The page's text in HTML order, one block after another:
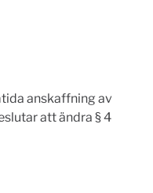
anskaffning av
att ändra § 4